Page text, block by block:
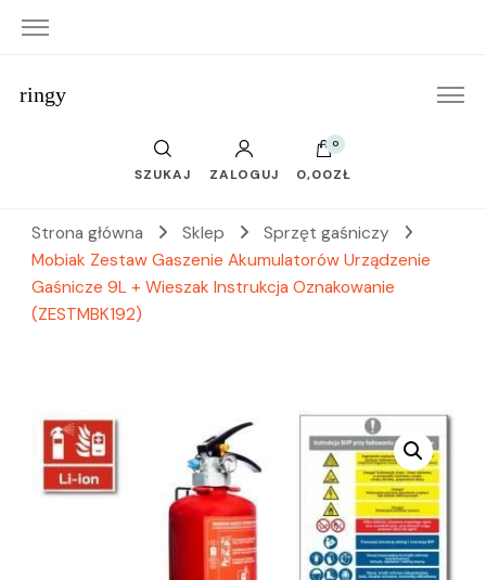
ringy
SZUKAJ ZALOGUJ
0
0,00ZŁ
Strona główna Sklep
Sprzęt gaśniczy
Mobiak Zestaw Gaszenie Akumulatorów Urządzenie
Gaśnicze 9L + Wieszak Instrukcja Oznakowanie
(ZESTMBK192)